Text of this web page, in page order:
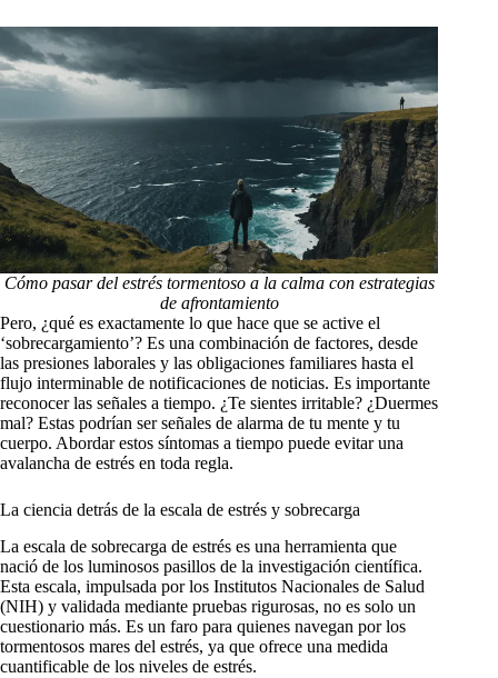
Cómo pasar del estrés tormentoso a la calma con estrategias
de afrontamiento
Pero, ¿qué es exactamente lo que hace que se active el
‘sobrecargamiento’? Es una combinación de factores, desde
las presiones laborales y las obligaciones familiares hasta el
flujo interminable de notificaciones de noticias. Es importante
reconocer las señales a tiempo. ¿Te sientes irritable? ¿Duermes
mal? Estas podrían ser señales de alarma de tu mente y tu
cuerpo. Abordar estos síntomas a tiempo puede evitar una
avalancha de estrés en toda regla.
La ciencia detrás de la escala de estrés y sobrecarga
La escala de sobrecarga de estrés es una herramienta que
nació de los luminosos pasillos de la investigación científica.
Esta escala, impulsada por los Institutos Nacionales de Salud
(NIH) y validada mediante pruebas rigurosas, no es solo un
cuestionario más. Es un faro para quienes navegan por los
tormentosos mares del estrés, ya que ofrece una medida
cuantificable de los niveles de estrés.